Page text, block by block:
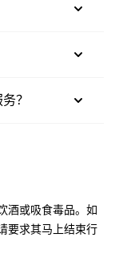
？
酒或吸食毒品。如
要求其马上结束行